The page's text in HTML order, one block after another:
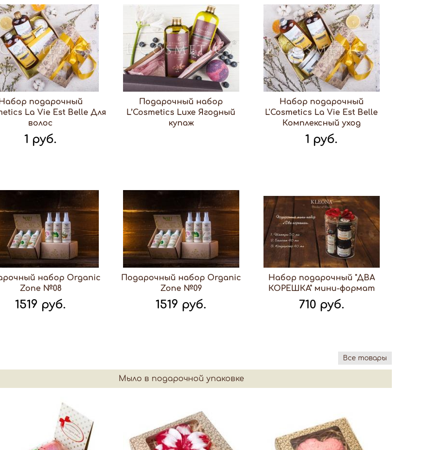
подарочный
La Vie Est Belle Для
волос
1 руб.
Подарочный набор
L’Cosmetics Luxe Ягодный
купаж
Набор подарочный
L'Cosmetics La Vie Est Belle
Комплексный уход
1 руб.
набор Organic
Zone №08
1519 руб.
Подарочный набор Organic
Zone №09
1519 руб.
Набор подарочный "ДВА
КОРЕШКА" мини-формат
710 руб.
Все товары
Мыло в подарочной упаковке